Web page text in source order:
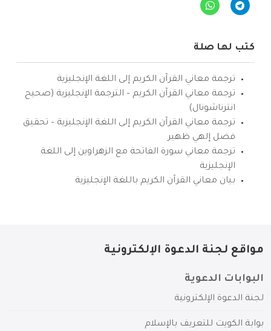
كتب لها صلة
ترجمة معاني القرآن الكريم إلى اللغة الإنجليزية
ترجمة معاني القرآن الكريم – الترجمة الإنجليزية (صحيح
انترناشونال)
ترجمة معاني القرآن الكريم إلى اللغة الإنجليزية – تحقيق
فضل إلهي ظهير
ترجمة معاني سورة الفاتحة مع الزهراوين إلى اللغة
الإنجليزية
بيان معاني القرآن الكريم باللغة الإنجليزية
مواقع لجنة الدعوة الإلكترونية
البوابات الدعوية
لجنة الدعوة الإلكترونية
بوابة الكويت للتعريف بالإسلام